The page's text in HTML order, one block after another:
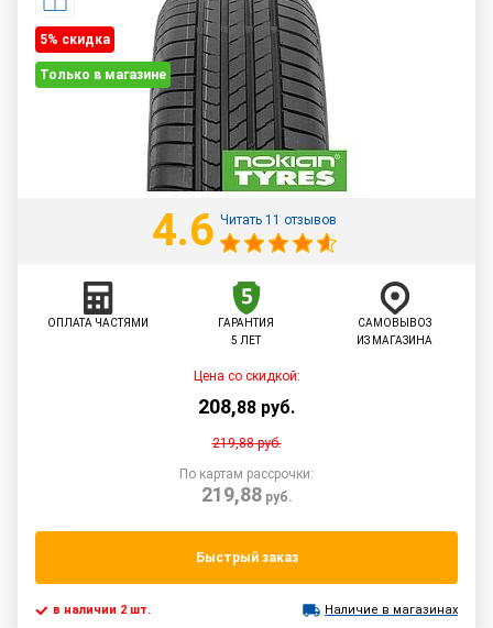
5% cкидка
Только в магазине
4.6 Читать 11 отзывов
ОПЛАТА ЧАСТЯМИ
ГАРАНТИЯ
5 ЛЕТ
САМОВЫВОЗ
ИЗ МАГАЗИНА
Цена со скидкой:
208,88 руб.
219,88руб.
По картам рассрочки:
219,88руб.
Быстрый заказ
в наличии 2 шт. Наличие в магазинах